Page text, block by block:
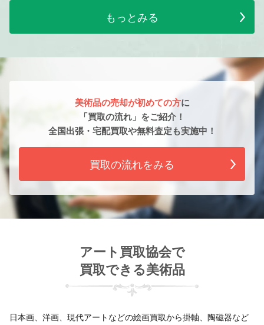
もっとみる
美術品の売却が初めての方に
「買取の流れ」をご紹介！
全国出張・宅配買取や無料査定も実施中！
買取の流れをみる
アート買取協会で
買取できる美術品
日本画、洋画、現代アートなどの絵画買取から掛軸、陶磁器など